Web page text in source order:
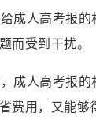
成人高考报
而受到干扰。
成人高考报
费用，又能够